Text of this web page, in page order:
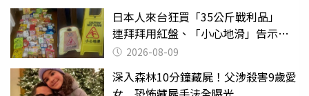
日本人來台狂買「35公斤戰利品」
連拜拜用紅盤、「小心地滑」告示牌
也帶回家
2026-08-09
深入森林10分鐘藏屍！父涉殺害9歲愛